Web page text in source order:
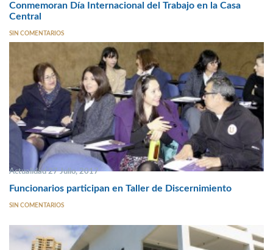
Conmemoran Día Internacional del Trabajo en la Casa
Central
SIN COMENTARIOS
Actualidad 27 Julio, 2017
Funcionarios participan en Taller de Discernimiento
SIN COMENTARIOS